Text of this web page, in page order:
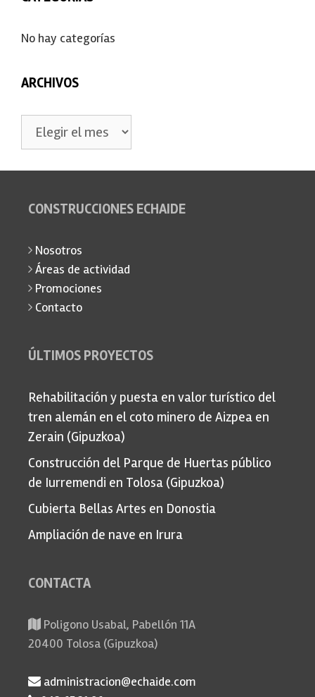
No hay categorías
ARCHIVOS
Archivos
CONSTRUCCIONES ECHAIDE
Nosotros
Áreas de actividad
Promociones
Contacto
ÚLTIMOS PROYECTOS
Rehabilitación y puesta en valor turístico del
tren alemán en el coto minero de Aizpea en
Zerain (Gipuzkoa)
Construcción del Parque de Huertas público
de Iurremendi en Tolosa (Gipuzkoa)
Cubierta Bellas Artes en Donostia
Ampliación de nave en Irura
CONTACTA
Poligono Usabal, Pabellón 11A
20400 Tolosa (Gipuzkoa)
administracion@echaide.com